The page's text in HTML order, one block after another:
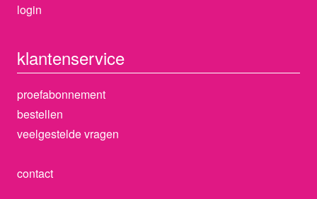
login
klantenservice
proefabonnement
bestellen
veelgestelde vragen
contact